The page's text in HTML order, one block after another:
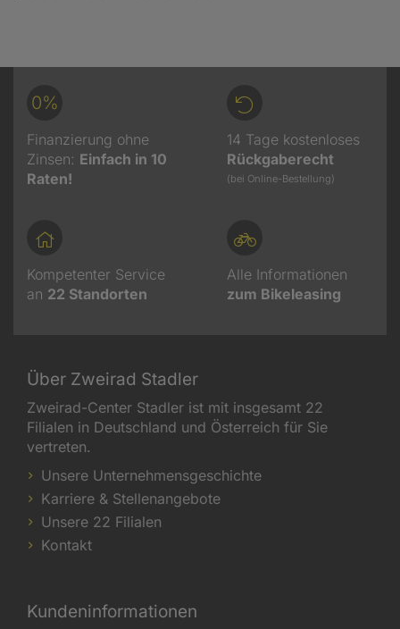
0%
Finanzierung ohne
Zinsen: Einfach in 10
Raten!
14 Tage kostenloses
Rückgaberecht
(bei Online-Bestellung)
Kompetenter Service
an 22 Standorten
Alle Informationen
zum Bikeleasing
Über Zweirad Stadler
Zweirad-Center Stadler ist mit insgesamt 22
Filialen in Deutschland und Österreich für Sie
vertreten.
Unsere Unternehmensgeschichte
Karriere & Stellenangebote
Unsere 22 Filialen
Kontakt
Kundeninformationen